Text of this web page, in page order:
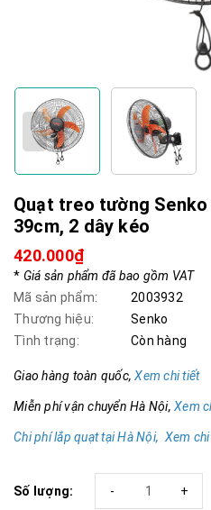
Quạt treo tường Senko
39cm, 2 dây kéo
420.000₫
* Giá sản phẩm đã bao gồm VAT
Mã sản phẩm:
2003932
Thương hiệu:
Senko
Tình trạng:
Còn hàng
Giao hàng toàn quốc,Xem chi tiết
Miễn phí vận chuyển Hà Nội, Xem
Chi phí lắp quạt tại Hà Nội, Xem
Số lượng: +
-